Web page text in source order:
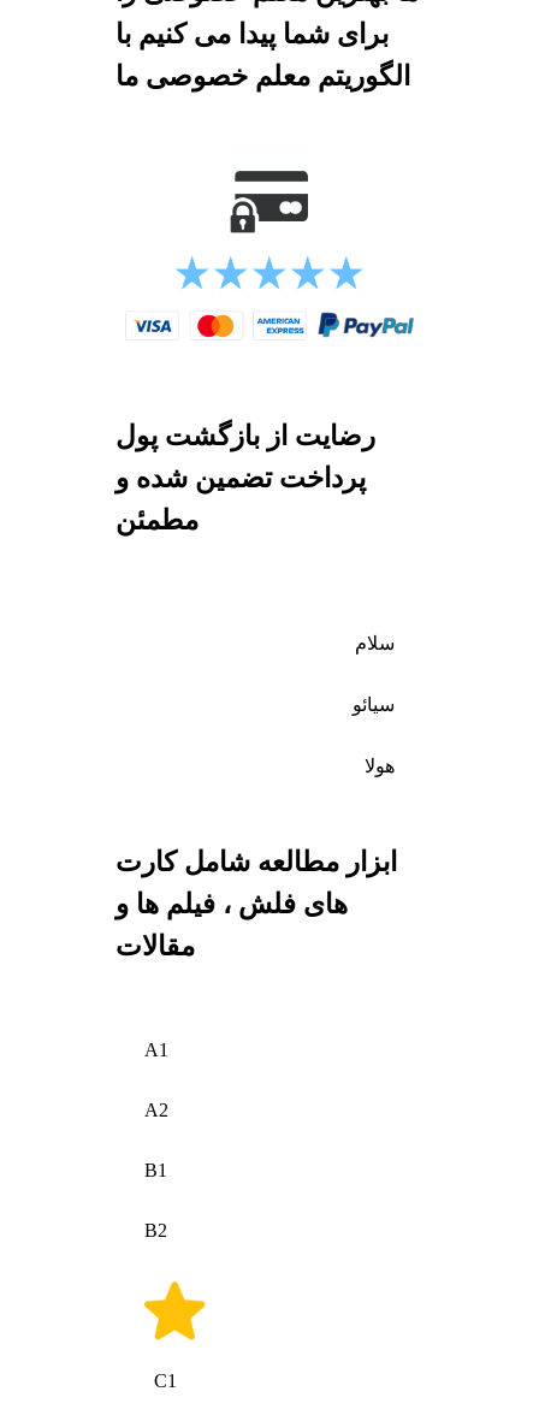
برای شما پیدا می کنیم با
الگوریتم معلم خصوصی ما
رضایت از بازگشت پول
پرداخت تضمین شده و
مطمئن
سلام
سیائو
هولا
ابزار مطالعه شامل کارت
های فلش ، فیلم ها و
مقالات
A1
A2
B1
B2
C1